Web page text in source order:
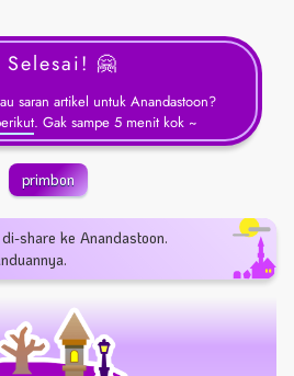
Selesai! 🤗
saran artikel untuk Anandastoon?
. Gak sampe 5 menit kok ~
primbon
share ke Anandastoon.